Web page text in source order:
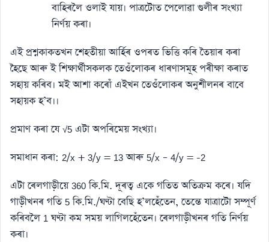
বাহিৰলৈ ওলাই যায়। পাত্ৰটোত পেলোৱা গুলীৰ সংখ্যা
নিৰ্ণয় কৰা।
এই প্ৰশ্নকাকতখন শেহতীয়া আৰ্হিৰ ওপৰত ভিত্তি কৰি তৈয়াৰ কৰা
হৈছে আৰু ই শিক্ষাৰ্থীসকলক তেওঁলোকৰ ধাৰণাসমূহ পৰীক্ষা কৰাত
সহায় কৰিব। মই আশা কৰোঁ এইখন তেওঁলোকৰ অনুশীলনৰ বাবে
সহায়ক হ’ব।।
প্ৰমাণ কৰা যে √5 এটা অপৰিমেয় সংখ্যা।
সমাধান কৰা: 2/x + 3/y = 13 আৰু 5/x – 4/y = -2
এটা ৰেলগাড়ীয়ে 360 কি.মি. দূৰত্ব একে গতিত অতিক্ৰম কৰে। যদি
গাড়ীখনৰ গতি 5 কি.মি./ঘণ্টা বেছি হ’লহেঁতেন, তেন্তে যাত্ৰাটো সম্পূৰ্ণ
কৰিবলৈ 1 ঘণ্টা কম সময় লাগিলহেঁতেন। ৰেলগাড়ীখনৰ গতি নিৰ্ণয়
কৰা।